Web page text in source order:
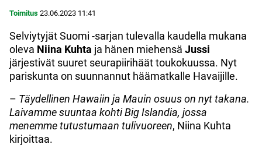
Toimitus 23.06.2023 11:41
Selviytyjät Suomi -sarjan tulevalla kaudella mukana
oleva Niina Kuhta ja hänen miehensä Jussi
järjestivät suuret seurapiirihäät toukokuussa. Nyt
pariskunta on suunnannut häämatkalle Havaijille.
– Täydellinen Hawaiin ja Mauin osuus on nyt takana.
Laivamme suuntaa kohti Big Islandia, jossa
menemme tutustumaan tulivuoreen, Niina Kuhta
kirjoittaa.